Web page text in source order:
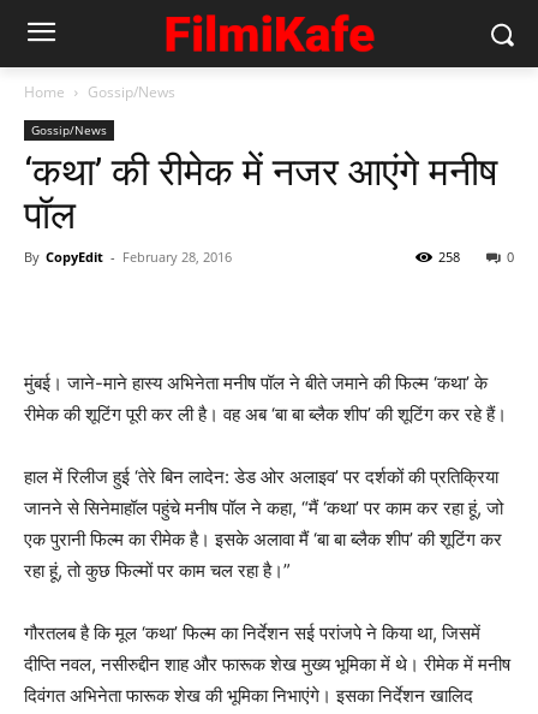
Home Gossip/News
Gossip/News
‘कथा’ की रीमेक में नजर आएंगे मनीष
पॉल
By CopyEdit - February 28, 2016 0
258
मुंबई। जाने-माने हास्य अभिनेता मनीष पॉल ने बीते जमाने की फिल्म ‘कथा’ के
रीमेक की शूटिंग पूरी कर ली है। वह अब ‘बा बा ब्लैक शीप’ की शूटिंग कर रहे हैं।
हाल में रिलीज हुई ‘तेरे बिन लादेन: डेड ओर अलाइव’ पर दर्शकों की प्रतिक्रिया
जानने से सिनेमाहॉल पहुंचे मनीष पॉल ने कहा, “मैं ‘कथा’ पर काम कर रहा हूं, जो
एक पुरानी फिल्म का रीमेक है। इसके अलावा मैं ‘बा बा ब्लैक शीप’ की शूटिंग कर
रहा हूं, तो कुछ फिल्मों पर काम चल रहा है।”
गौरतलब है कि मूल ‘कथा’ फिल्म का निर्देशन सई परांजपे ने किया था, जिसमें
दीप्ति नवल, नसीरुद्दीन शाह और फारूक शेख मुख्य भूमिका में थे। रीमेक में मनीष
दिवंगत अभिनेता फारूक शेख की भूमिका निभाएंगे। इसका निर्देशन खालिद